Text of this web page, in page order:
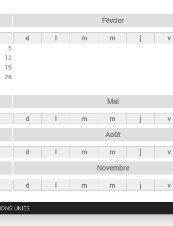
5
12
19
26
Février
d l m m j v
Mai
d l m m j v
Août
d l m m j v
Novembre
d l m m j v
UNIES